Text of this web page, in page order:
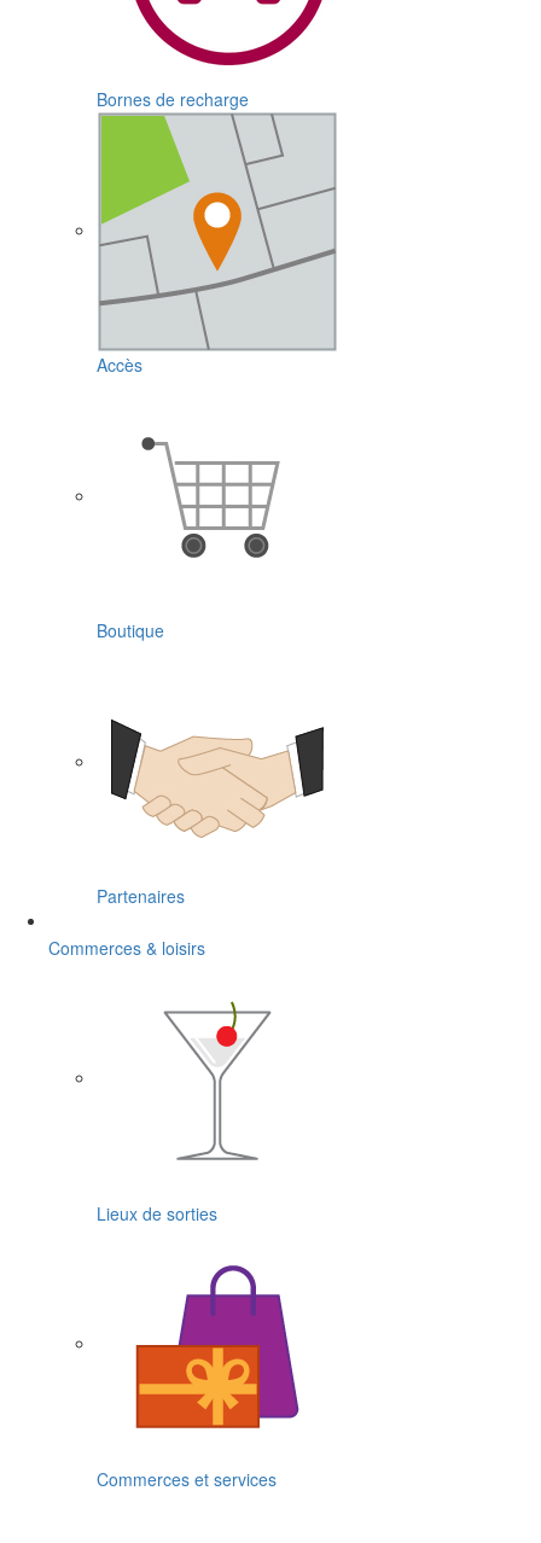
Bornes de recharge
Accès
Boutique
Partenaires
Commerces & loisirs
Lieux de sorties
Commerces et services